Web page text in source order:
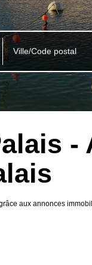
Ville/Code postal
-
aux annonces